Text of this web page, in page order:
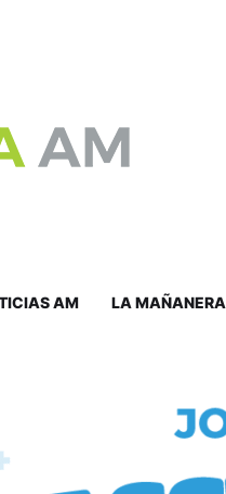
AM LA MAÑANERA